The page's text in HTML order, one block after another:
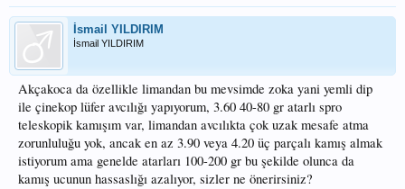
İsmail YILDIRIM
İsmail YILDIRIM
Akçakoca da özellikle limandan bu mevsimde zoka yani yemli dip
ile çinekop lüfer avcılığı yapıyorum, 3.60 40-80 gr atarlı spro
teleskopik kamışım var, limandan avcılıkta çok uzak mesafe atma
zorunluluğu yok, ancak en az 3.90 veya 4.20 üç parçalı kamış almak
istiyorum ama genelde atarları 100-200 gr bu şekilde olunca da
kamış ucunun hassaslığı azalıyor, sizler ne önerirsiniz?